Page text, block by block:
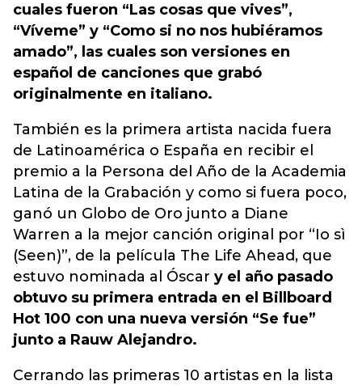
cuales fueron “Las cosas que vives”,
“Víveme” y “Como si no nos hubiéramos
amado”, las cuales son versiones en
español de canciones que grabó
originalmente en italiano.
También es la primera artista nacida fuera
de Latinoamérica o España en recibir el
premio a la Persona del Año de la Academia
Latina de la Grabación y como si fuera poco,
ganó un Globo de Oro junto a Diane
Warren a la mejor canción original por “Io sì
(Seen)”, de la película The Life Ahead, que
estuvo nominada al Óscar y el año pasado
obtuvo su primera entrada en el Billboard
Hot 100 con una nueva versión “Se fue”
junto a Rauw Alejandro.
Cerrando las primeras 10 artistas en la lista